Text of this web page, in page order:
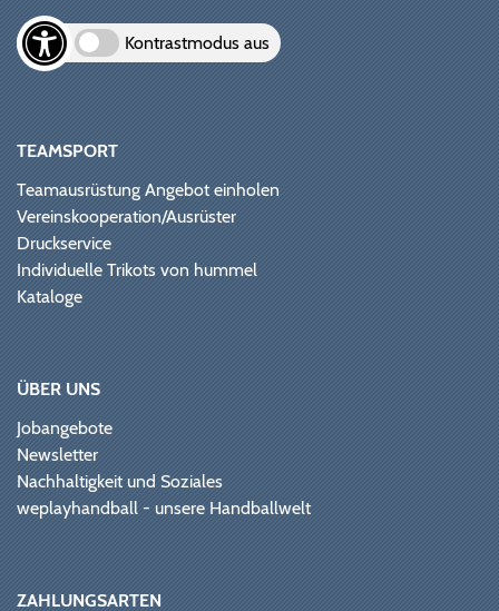
Kontrastmodus aus
TEAMSPORT
Teamausrüstung Angebot einholen
Vereinskooperation/Ausrüster
Druckservice
Individuelle Trikots von hummel
Kataloge
ÜBER UNS
Jobangebote
Newsletter
Nachhaltigkeit und Soziales
weplayhandball - unsere Handballwelt
ZAHLUNGSARTEN